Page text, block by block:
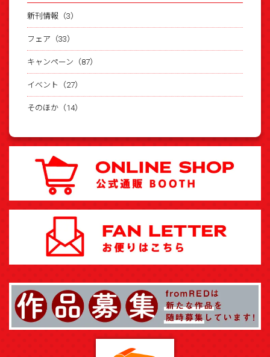
新刊情報（3）
フェア（33）
キャンペーン（87）
イベント（27）
そのほか（14）